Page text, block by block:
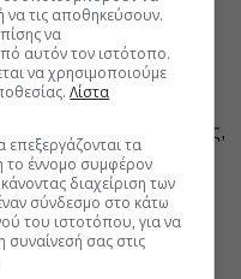
Ρωσίας στα
στα Βαλκάνια
τρεις δεκαετίες,
παραγόντων. Τη
στην περιφέρεια
συμφερόντων της
και σύσφιξη
Ένωση και τις ΗΠΑ.
τις αποθηκεύσουν.
να
αυτόν τον ιστότοπο.
να χρησιμοποιούμε
Λίστα
επεξεργάζονται τα
έννομο συμφέρον
διαχείριση των
σύνδεσμο στο κάτω
του ιστοτόπου, για να
συναίνεσή σας στις